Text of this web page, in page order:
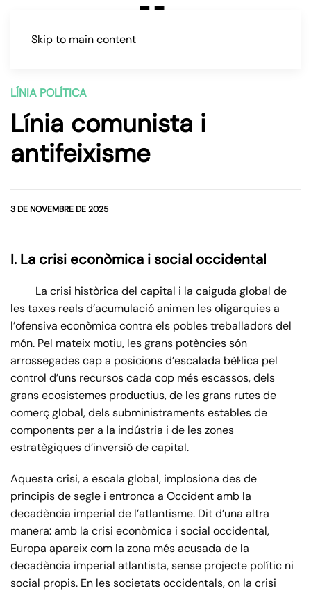
Skip to main content
LÍNIA POLÍTICA
Línia comunista i
antifeixisme
3 DE NOVEMBRE DE 2025
I. La crisi econòmica i social occidental
La crisi històrica del capital i la caiguda global de
les taxes reals d’acumulació animen les oligarquies a
l’ofensiva econòmica contra els pobles treballadors del
món. Pel mateix motiu, les grans potències són
arrossegades cap a posicions d’escalada bèl·lica pel
control d’uns recursos cada cop més escassos, dels
grans ecosistemes productius, de les grans rutes de
comerç global, dels subministraments estables de
components per a la indústria i de les zones
estratègiques d’inversió de capital.
Aquesta crisi, a escala global, implosiona des de
principis de segle i entronca a Occident amb la
decadència imperial de l’atlantisme. Dit d’una altra
manera: amb la crisi econòmica i social occidental,
Europa apareix com la zona més acusada de la
decadència imperial atlantista, sense projecte polític ni
social propis. En les societats occidentals, on la crisi